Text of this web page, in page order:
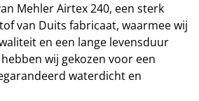
Mehler Airtex 240, een sterk
van Duits fabricaat, waarmee wij
en een lange levensduur
wij gekozen voor een
waterdicht en